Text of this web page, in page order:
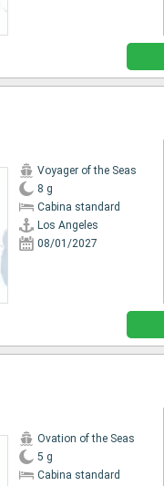
Voyager of the Seas
8 g
Cabina standard
Los Angeles
08/01/2027
Ovation of the Seas
5 g
Cabina standard